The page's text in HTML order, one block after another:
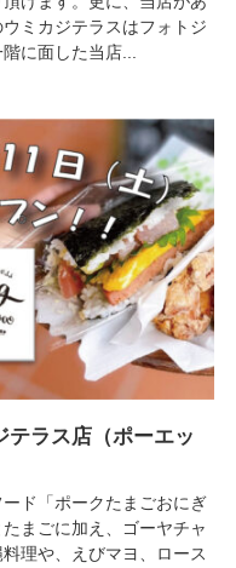
ミカジテラスはフォトジ
に面した当店...
ラス店（ポーエッ
ド「ポークたまごおにぎ
まごに加え、ゴーヤチャ
理や、えびマヨ、ロース